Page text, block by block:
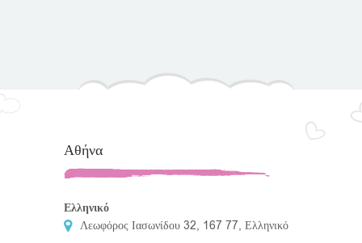
Αθήνα
Ελληνικό
Λεωφόρος Ιασωνίδου 32, 167 77, Ελληνικό